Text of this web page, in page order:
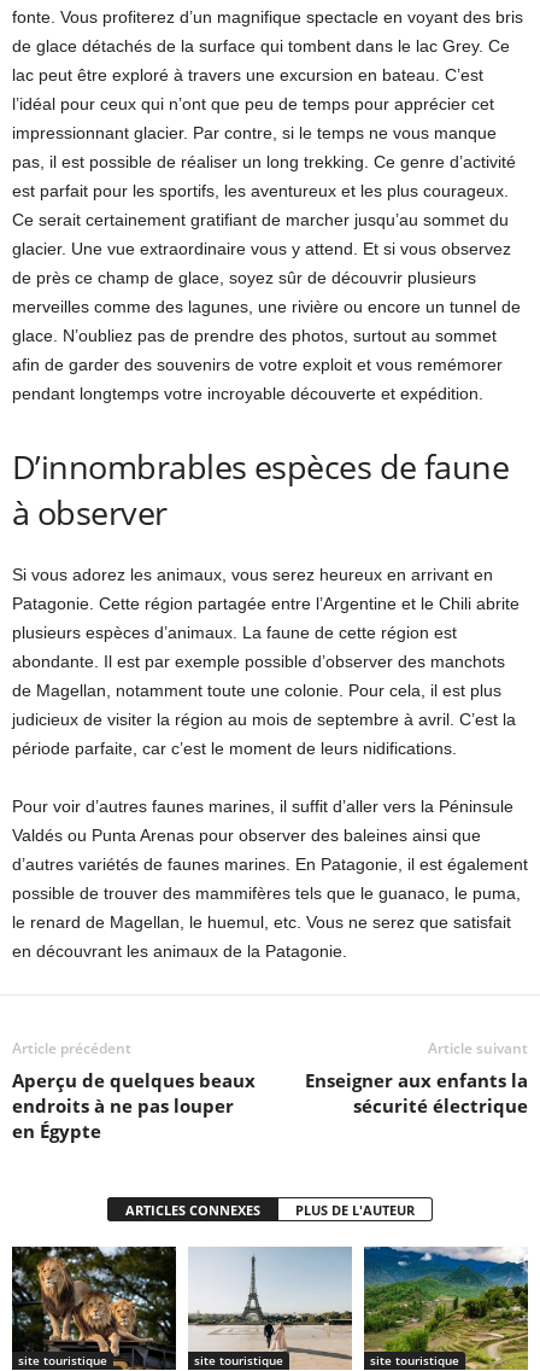
fonte. Vous profiterez d’un magnifique spectacle en voyant des bris
de glace détachés de la surface qui tombent dans le lac Grey. Ce
lac peut être exploré à travers une excursion en bateau. C’est
l’idéal pour ceux qui n’ont que peu de temps pour apprécier cet
impressionnant glacier. Par contre, si le temps ne vous manque
pas, il est possible de réaliser un long trekking. Ce genre d’activité
est parfait pour les sportifs, les aventureux et les plus courageux.
Ce serait certainement gratifiant de marcher jusqu’au sommet du
glacier. Une vue extraordinaire vous y attend. Et si vous observez
de près ce champ de glace, soyez sûr de découvrir plusieurs
merveilles comme des lagunes, une rivière ou encore un tunnel de
glace. N’oubliez pas de prendre des photos, surtout au sommet
afin de garder des souvenirs de votre exploit et vous remémorer
pendant longtemps votre incroyable découverte et expédition.
D’innombrables espèces de faune
à observer
Si vous adorez les animaux, vous serez heureux en arrivant en
Patagonie. Cette région partagée entre l’Argentine et le Chili abrite
plusieurs espèces d’animaux. La faune de cette région est
abondante. Il est par exemple possible d’observer des manchots
de Magellan, notamment toute une colonie. Pour cela, il est plus
judicieux de visiter la région au mois de septembre à avril. C’est la
période parfaite, car c’est le moment de leurs nidifications.
Pour voir d’autres faunes marines, il suffit d’aller vers la Péninsule
Valdés ou Punta Arenas pour observer des baleines ainsi que
d’autres variétés de faunes marines. En Patagonie, il est également
possible de trouver des mammifères tels que le guanaco, le puma,
le renard de Magellan, le huemul, etc. Vous ne serez que satisfait
en découvrant les animaux de la Patagonie.
Article précédent
Aperçu de quelques beaux
endroits à ne pas louper
en Égypte
Article suivant
Enseigner aux enfants la
sécurité électrique
ARTICLES CONNEXES PLUS DE L'AUTEUR
site touristique site touristique site touristique